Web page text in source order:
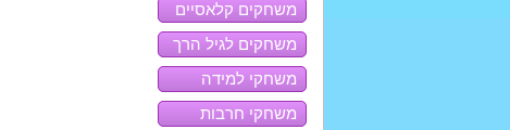
משחקים קלאסיים
משחקים לגיל הרך
משחקי למידה
משחקי חרבות